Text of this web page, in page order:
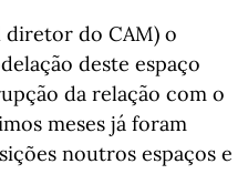
diretor do CAM) o
deste espaço
da relação com o
meses já foram
noutros espaços e